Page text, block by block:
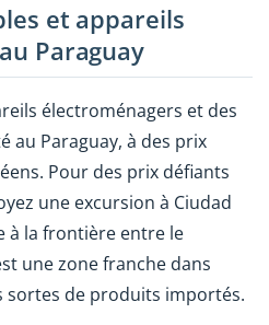
et appareils
Paraguay
électroménagers et des
au Paraguay, à des prix
Pour des prix défiants
une excursion à Ciudad
à la frontière entre le
une zone franche dans
sortes de produits importés.